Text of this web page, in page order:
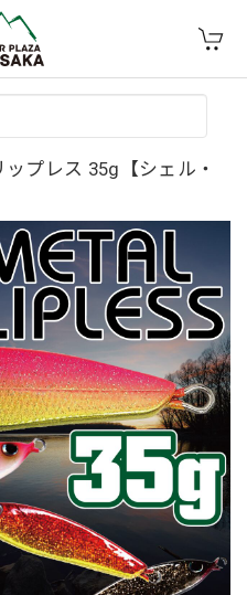
プレス 35g【シェル・